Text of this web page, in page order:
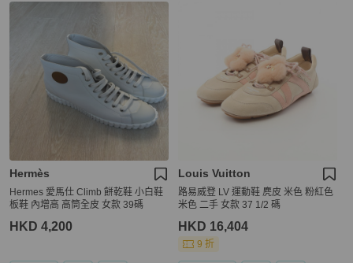
Hermès
Hermes 愛馬仕 Climb 餅乾鞋 小白鞋
板鞋 內增高 高筒全皮 女款 39碼
HKD 4,200
Louis Vuitton
路易威登 LV 運動鞋 麂皮 米色 粉紅色
米色 二手 女款 37 1/2 碼
HKD 16,404
9 折